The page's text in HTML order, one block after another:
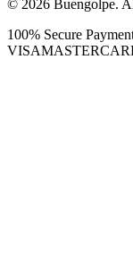
© 2026 Buengolpe.
100% Secure
VISA